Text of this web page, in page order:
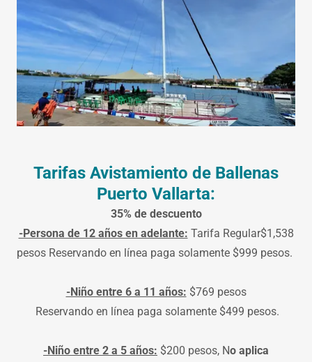
Tarifas Avistamiento de Ballenas
Puerto Vallarta:
35% de descuento
-Persona de 12 años en adelante: Tarifa Regular$1,538
pesos Reservando en línea paga solamente $999 pesos.
-Niño entre 6 a 11 años: $769 pesos
Reservando en línea paga solamente $499 pesos.
-Niño entre 2 a 5 años: $200 pesos, No aplica